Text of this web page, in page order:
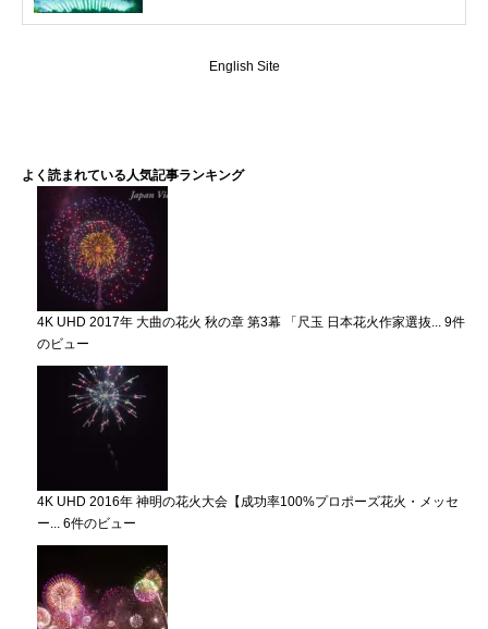
English Site
よく読まれている人気記事ランキング
4K UHD 2017年 大曲の花火 秋の章 第3幕 「尺玉 日本花火作家選抜...
9件
のビュー
4K UHD 2016年 神明の花火大会【成功率100%プロポーズ花火・メッセ
ー...
6件のビュー